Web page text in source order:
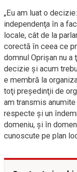
„Eu am luat o
independenţa în a
locale, cât de la
corectă în ceea ce
domnul Oprişan nu
decizie şi acum
e membră la
toţi preşedinţii de
am transmis
respecte şi un
domeniu, şi în
cunoscute pe plan